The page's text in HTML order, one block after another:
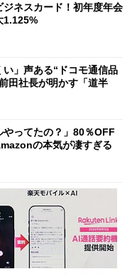
ジネスカード！初年度年会
1.125%
い」声ある“ドコモ通信品
田社長が明かす「道半
やってたの？」80％OFF
の本気が凄すぎる